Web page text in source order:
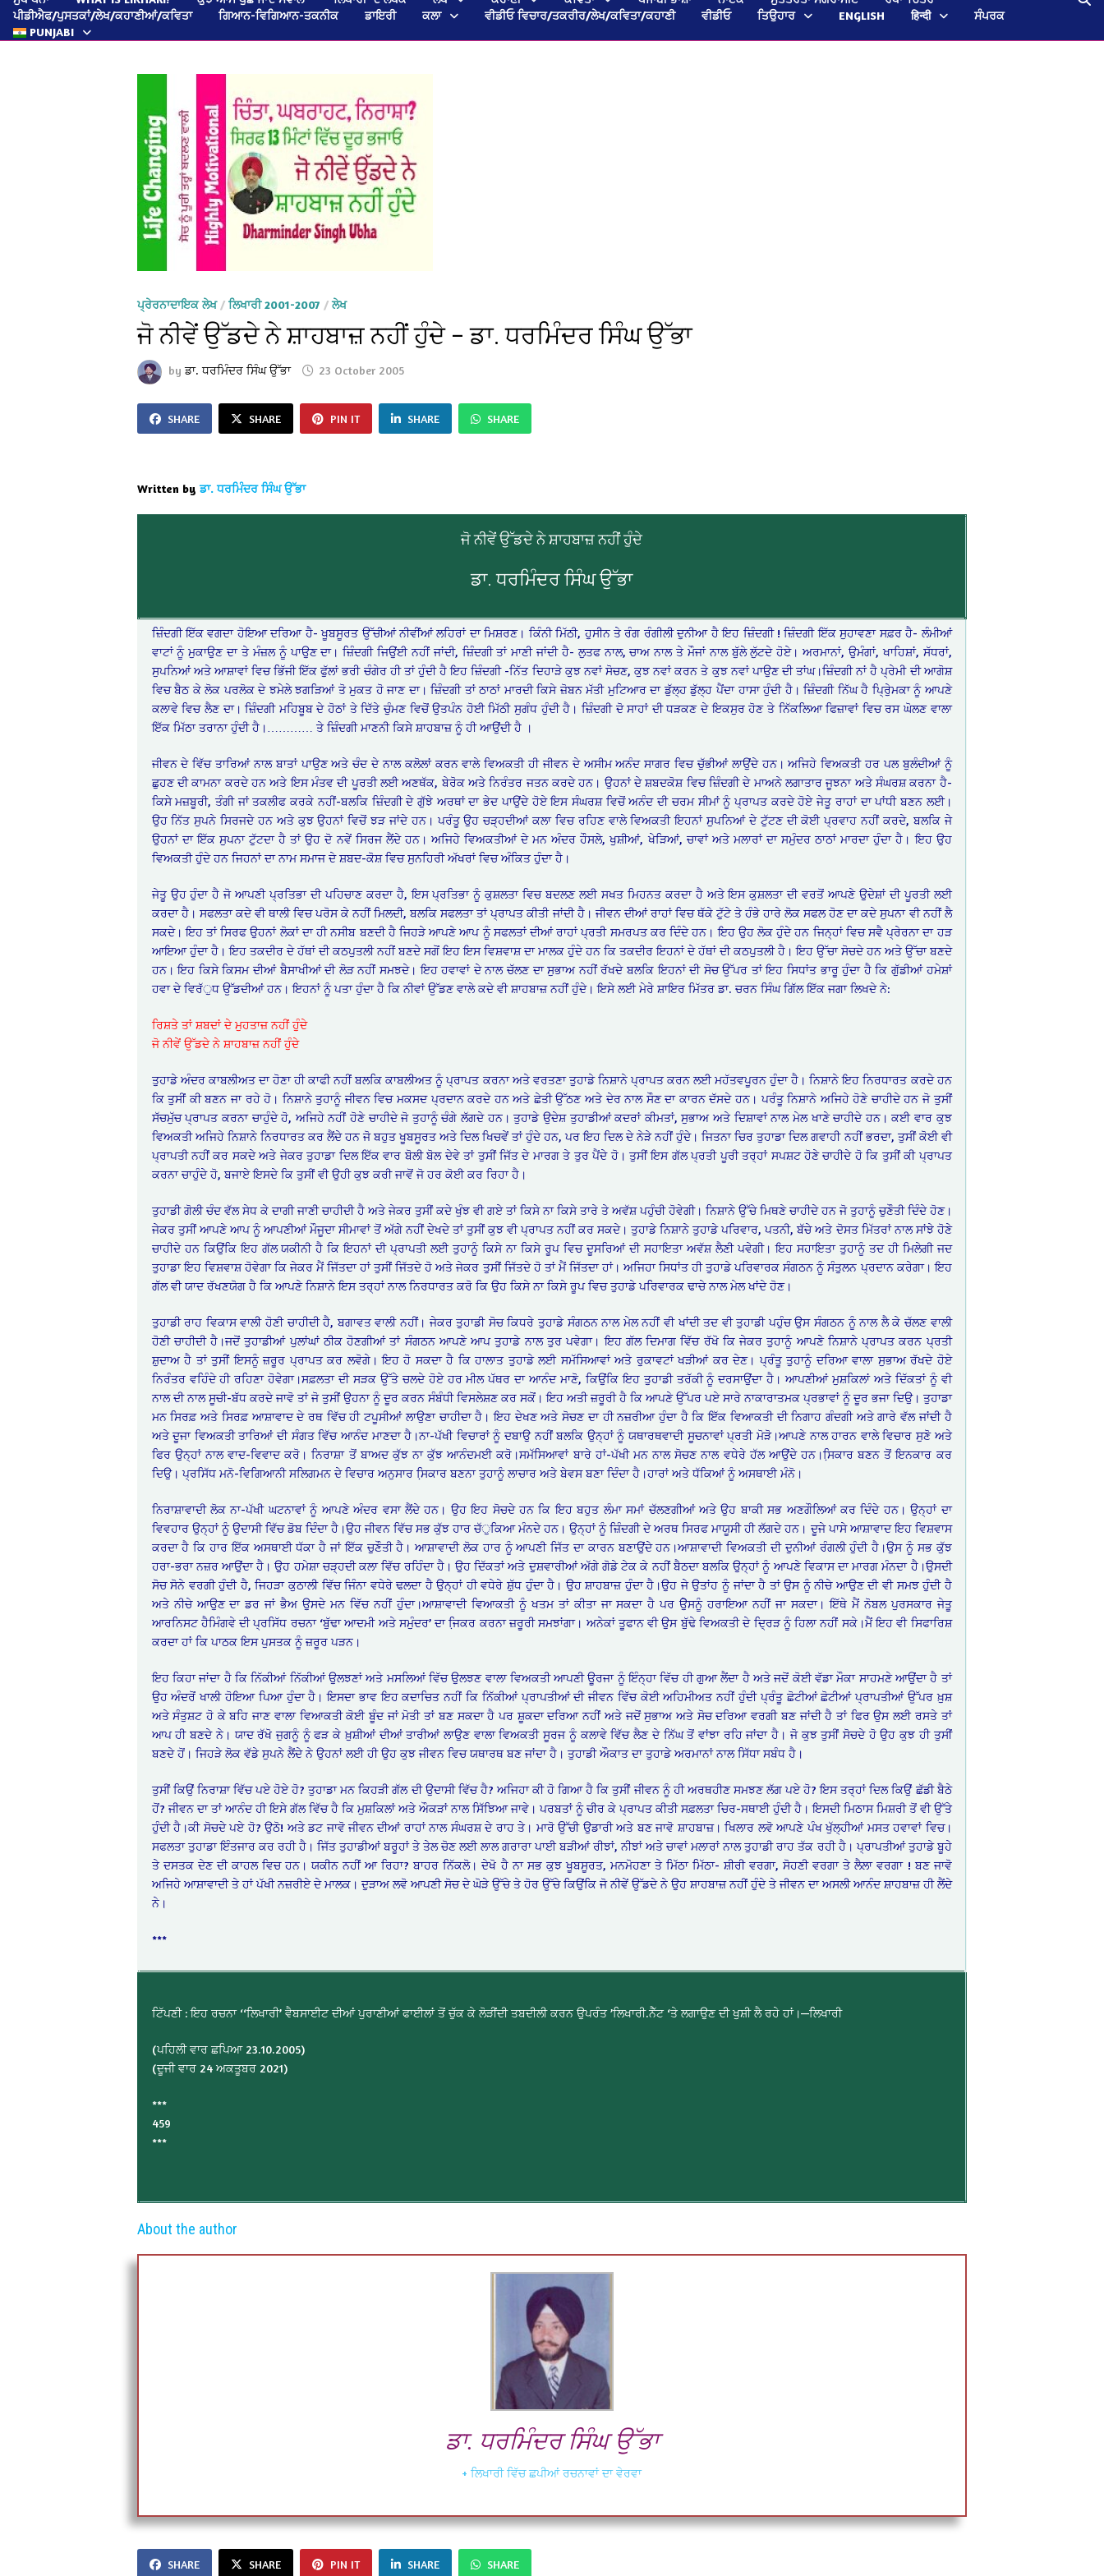
ਪੀਡੀਐਫ/ਪੁਸਤਕਾਂ/ਲੇਖ/ਕਹਾਣੀਆਂ/ਕਵਿਤਾ
ਗਿਆਨ-ਵਿਗਿਆਨ-ਤਕਨੀਕ ਡਾਇਰੀ ਕਲਾ ਵੀਡੀਓ ਵਿਚਾਰ/ਤਕਰੀਰ/ਲੇਖ/ਕਵਿਤਾ/ਕਹਾਣੀ ਵੀਡੀਓ ਤਿਉਹਾਰ ENGLISH हिन्दी
ਸੰਪਰਕ
PUNJABI
ਪ੍ਰੇਰਨਾਦਾਇਕ ਲੇਖ/ ਲਿਖਾਰੀ 2001-2007 /ਲੇਖ
ਜੋ ਨੀਵੇਂ ਉੱਡਦੇ ਨੇ ਸ਼ਾਹਬਾਜ਼ ਨਹੀਂ ਹੁੰਦੇ – ਡਾ. ਧਰਮਿੰਦਰ ਸਿੰਘ ਉੱਭਾ
byਡਾ. ਧਰਮਿੰਦਰ ਸਿੰਘ ਉੱਭਾ 23 October 2005
SHARE SHARE PIN IT SHARE SHARE
Written by ਡਾ. ਧਰਮਿੰਦਰ ਸਿੰਘ ਉੱਭਾ
ਜੋ ਨੀਵੇਂ ਉੱਡਦੇ ਨੇ ਸ਼ਾਹਬਾਜ਼ ਨਹੀਂ ਹੁੰਦੇ
ਡਾ. ਧਰਮਿੰਦਰ ਸਿੰਘ ਉੱਭਾ
ਜ਼ਿੰਦਗੀ ਇੱਕ ਵਗਦਾ ਹੋਇਆ ਦਰਿਆ ਹੈ- ਖੂਬਸੂਰਤ ਉੱਚੀਆਂ ਨੀਵੀਂਆਂ ਲਹਿਰਾਂ ਦਾ ਮਿਸ਼ਰਣ। ਕਿੰਨੀ ਮਿੱਠੀ, ਹੁਸੀਨ ਤੇ ਰੰਗ ਰੰਗੀਲੀ ਦੁਨੀਆ ਹੈ ਇਹ ਜ਼ਿੰਦਗੀ ! ਜ਼ਿੰਦਗੀ ਇੱਕ ਸੁਹਾਵਣਾ ਸਫ਼ਰ ਹੈ- ਲੰਮੀਆਂ
ਵਾਟਾਂ ਨੂੰ ਮੁਕਾਉਣ ਦਾ ਤੇ ਮੰਜ਼ਲ ਨੂੰ ਪਾਉਣ ਦਾ। ਜ਼ਿੰਦਗੀ ਜਿਉਂਈ ਨਹੀਂ ਜਾਂਦੀ, ਜ਼ਿੰਦਗੀ ਤਾਂ ਮਾਣੀ ਜਾਂਦੀ ਹੈ- ਲੁਤਫ ਨਾਲ, ਚਾਅ ਨਾਲ ਤੇ ਮੌਜਾਂ ਨਾਲ ਬੁੱਲੇ ਲੁੱਟਦੇ ਹੋਏ। ਅਰਮਾਨਾਂ, ਉਮੰਗਾਂ, ਖਾਹਿਸ਼ਾਂ, ਸੱਧਰਾਂ,
ਸੁਪਨਿਆਂ ਅਤੇ ਆਸ਼ਾਵਾਂ ਵਿਚ ਭਿੱਜੀ ਇੱਕ ਫੁੱਲਾਂ ਭਰੀ ਚੰਗੇਰ ਹੀ ਤਾਂ ਹੁੰਦੀ ਹੈ ਇਹ ਜ਼ਿੰਦਗੀ -ਨਿੱਤ ਦਿਹਾੜੇ ਕੁਝ ਨਵਾਂ ਸੋਚਣ, ਕੁਝ ਨਵਾਂ ਕਰਨ ਤੇ ਕੁਝ ਨਵਾਂ ਪਾਉਣ ਦੀ ਤਾਂਘ।ਜ਼ਿੰਦਗੀ ਨਾਂ ਹੈ ਪ੍ਰੇਮੀ ਦੀ ਆਗੋਸ਼
ਵਿਚ ਬੈਠ ਕੇ ਲੋਕ ਪਰਲੋਕ ਦੇ ਝਮੇਲੇ ਝਗੜਿਆਂ ਤੋ ਮੁਕਤ ਹੋ ਜਾਣ ਦਾ। ਜ਼ਿੰਦਗੀ ਤਾਂ ਠਾਠਾਂ ਮਾਰਦੀ ਕਿਸੇ ਜ਼ੋਬਨ ਮੱਤੀ ਮੁਟਿਆਰ ਦਾ ਡੁੱਲ੍ਹ ਡੁੱਲ੍ਹ ਪੈਂਦਾ ਹਾਸਾ ਹੁੰਦੀ ਹੈ। ਜ਼ਿੰਦਗੀ ਨਿੱਘ ਹੈ ਪ੍ਰੇੁਿਮਕਾ ਨੂੰ ਆਪਣੇ
ਕਲਾਵੇ ਵਿਚ ਲੈਣ ਦਾ। ਜ਼ਿੰਦਗੀ ਮਹਿਬੂਬ ਦੇ ਹੋਠਾਂ ਤੇ ਦਿੱਤੇ ਚੁੰਮਣ ਵਿਚੋਂ ਉਤਪੰਨ ਹੋਈ ਮਿੱਠੀ ਸੁਗੰਧ ਹੁੰਦੀ ਹੈ। ਜ਼ਿੰਦਗੀ ਦੋ ਸਾਹਾਂ ਦੀ ਧੜਕਣ ਦੇ ਇਕਸੁਰ ਹੋਣ ਤੇ ਨਿੱਕਲਿਆ ਫਿਜ਼ਾਵਾਂ ਵਿਚ ਰਸ ਘੋਲਣ ਵਾਲਾ
ਇੱਕ ਮਿੱਠਾ ਤਰਾਨਾ ਹੁੰਦੀ ਹੈ।………… ਤੇ ਜ਼ਿੰਦਗੀ ਮਾਣਨੀ ਕਿਸੇ ਸ਼ਾਹਬਾਜ਼ ਨੂੰ ਹੀ ਆਉਂਦੀ ਹੈ ।
ਜੀਵਨ ਦੇ ਵਿੱਚ ਤਾਰਿਆਂ ਨਾਲ ਬਾਤਾਂ ਪਾਉਣ ਅਤੇ ਚੰਦ ਦੇ ਨਾਲ ਕਲੋਲਾਂ ਕਰਨ ਵਾਲੇ ਵਿਅਕਤੀ ਹੀ ਜੀਵਨ ਦੇ ਅਸੀਮ ਅਨੰਦ ਸਾਗਰ ਵਿਚ ਚੁੱਭੀਆਂ ਲਾਉਂਦੇ ਹਨ। ਅਜਿਹੇ ਵਿਅਕਤੀ ਹਰ ਪਲ ਬੁਲੰਦੀਆਂ ਨੂੰ
ਛੁਹਣ ਦੀ ਕਾਮਨਾ ਕਰਦੇ ਹਨ ਅਤੇ ਇਸ ਮੰਤਵ ਦੀ ਪੂਰਤੀ ਲਈ ਅਣਥੱਕ, ਬੇਰੋਕ ਅਤੇ ਨਿਰੰਤਰ ਜਤਨ ਕਰਦੇ ਹਨ। ਉਹਨਾਂ ਦੇ ਸ਼ਬਦਕੋਸ਼ ਵਿਚ ਜ਼ਿੰਦਗੀ ਦੇ ਮਾਅਨੇ ਲਗਾਤਾਰ ਜੂਝਨਾ ਅਤੇ ਸੰਘਰਸ਼ ਕਰਨਾ ਹੈ-
ਕਿਸੇ ਮਜ਼ਬੂਰੀ, ਤੰਗੀ ਜਾਂ ਤਕਲੀਫ ਕਰਕੇ ਨਹੀਂ-ਬਲਕਿ ਜ਼ਿੰਦਗੀ ਦੇ ਗੁੱਝੇ ਅਰਥਾਂ ਦਾ ਭੇਦ ਪਾਉਂਦੇ ਹੋਏ ਇਸ ਸੰਘਰਸ਼ ਵਿਚੋਂ ਅਨੰਦ ਦੀ ਚਰਮ ਸੀਮਾਂ ਨੂੰ ਪ੍ਰਾਪਤ ਕਰਦੇ ਹੋਏ ਜੇਤੂ ਰਾਹਾਂ ਦਾ ਪਾਂਧੀ ਬਣਨ ਲਈ।
ਉਹ ਨਿੱਤ ਸੁਪਨੇ ਸਿਰਜਦੇ ਹਨ ਅਤੇ ਕੁਝ ਉਹਨਾਂ ਵਿਚੋਂ ਝੜ ਜਾਂਦੇ ਹਨ। ਪਰੰਤੂ ਉਹ ਚੜ੍ਹਦੀਆਂ ਕਲਾ ਵਿਚ ਰਹਿਣ ਵਾਲੇ ਵਿਅਕਤੀ ਇਹਨਾਂ ਸੁਪਨਿਆਂ ਦੇ ਟੁੱਟਣ ਦੀ ਕੋਈ ਪ੍ਰਵਾਹ ਨਹੀਂ ਕਰਦੇ, ਬਲਕਿ ਜੇ
ਉਹਨਾਂ ਦਾ ਇੱਕ ਸੁਪਨਾ ਟੁੱਟਦਾ ਹੈ ਤਾਂ ਉਹ ਦੋ ਨਵੇਂ ਸਿਰਜ ਲੈਂਦੇ ਹਨ। ਅਜਿਹੇ ਵਿਅਕਤੀਆਂ ਦੇ ਮਨ ਅੰਦਰ ਹੌਸਲੇ, ਖੁਸ਼ੀਆਂ, ਖੇੜਿਆਂ, ਚਾਵਾਂ ਅਤੇ ਮਲਾਰਾਂ ਦਾ ਸਮੁੰਦਰ ਠਾਠਾਂ ਮਾਰਦਾ ਹੁੰਦਾ ਹੈ। ਇਹ ਉਹ
ਵਿਅਕਤੀ ਹੁੰਦੇ ਹਨ ਜਿਹਨਾਂ ਦਾ ਨਾਮ ਸਮਾਜ ਦੇ ਸ਼ਬਦ-ਕੋਸ਼ ਵਿਚ ਸੁਨਹਿਰੀ ਅੱਖਰਾਂ ਵਿਚ ਅੰਕਿਤ ਹੁੰਦਾ ਹੈ।
ਜੇਤੂ ਉਹ ਹੁੰਦਾ ਹੈ ਜੋ ਆਪਣੀ ਪ੍ਰਤਿਭਾ ਦੀ ਪਹਿਚਾਣ ਕਰਦਾ ਹੈ, ਇਸ ਪ੍ਰਤਿਭਾ ਨੂੰ ਕੁਸ਼ਲਤਾ ਵਿਚ ਬਦਲਣ ਲਈ ਸਖਤ ਮਿਹਨਤ ਕਰਦਾ ਹੈ ਅਤੇ ਇਸ ਕੁਸ਼ਲਤਾ ਦੀ ਵਰਤੋਂ ਆਪਣੇ ਉਦੇਸ਼ਾਂ ਦੀ ਪੂਰਤੀ ਲਈ
ਕਰਦਾ ਹੈ। ਸਫਲਤਾ ਕਦੇ ਵੀ ਥਾਲੀ ਵਿਚ ਪਰੋਸ ਕੇ ਨਹੀਂ ਮਿਲਦੀ, ਬਲਕਿ ਸਫਲਤਾ ਤਾਂ ਪ੍ਰਾਪਤ ਕੀਤੀ ਜਾਂਦੀ ਹੈ। ਜੀਵਨ ਦੀਆਂ ਰਾਹਾਂ ਵਿਚ ਥੱਕੇ ਟੁੱਟੇ ਤੇ ਹੰਭੇ ਹਾਰੇ ਲੋਕ ਸਫਲ ਹੋਣ ਦਾ ਕਦੇ ਸੁਪਨਾ ਵੀ ਨਹੀਂ ਲੈ
ਸਕਦੇ। ਇਹ ਤਾਂ ਸਿਰਫ ਉਹਨਾਂ ਲੋਕਾਂ ਦਾ ਹੀ ਨਸੀਬ ਬਣਦੀ ਹੈ ਜਿਹੜੇ ਆਪਣੇ ਆਪ ਨੂੰ ਸਫਲਤਾਂ ਦੀਆਂ ਰਾਹਾਂ ਪ੍ਰਤੀ ਸਮਰਪਤ ਕਰ ਦਿੰਦੇ ਹਨ। ਇਹ ਉਹ ਲੋਕ ਹੁੰਦੇ ਹਨ ਜਿਨ੍ਹਾਂ ਵਿਚ ਸਵੈ ਪ੍ਰੇਰਨਾ ਦਾ ਹੜ
ਆਇਆ ਹੁੰਦਾ ਹੈ। ਇਹ ਤਕਦੀਰ ਦੇ ਹੱਥਾਂ ਦੀ ਕਠਪੁਤਲੀ ਨਹੀਂ ਬਣਦੇ ਸਗੋਂ ਇਹ ਇਸ ਵਿਸ਼ਵਾਸ਼ ਦਾ ਮਾਲਕ ਹੁੰਦੇ ਹਨ ਕਿ ਤਕਦੀਰ ਇਹਨਾਂ ਦੇ ਹੱਥਾਂ ਦੀ ਕਠਪੁਤਲੀ ਹੈ। ਇਹ ਉੱਚਾ ਸੋਚਦੇ ਹਨ ਅਤੇ ਉੱਚਾ ਬਣਦੇ
ਹਨ। ਇਹ ਕਿਸੇ ਕਿਸਮ ਦੀਆਂ ਬੈਸਾਖੀਆਂ ਦੀ ਲੋੜ ਨਹੀਂ ਸਮਝਦੇ। ਇਹ ਹਵਾਵਾਂ ਦੇ ਨਾਲ ਚੱਲਣ ਦਾ ਸੁਭਾਅ ਨਹੀਂ ਰੱਖਦੇ ਬਲਕਿ ਇਹਨਾਂ ਦੀ ਸੋਚ ਉੱਪਰ ਤਾਂ ਇਹ ਸਿਧਾਂਤ ਭਾਰੂ ਹੁੰਦਾ ਹੈ ਕਿ ਗੁੱਡੀਆਂ ਹਮੇਸ਼ਾਂ
ਹਵਾ ਦੇ ਵਿਰੱੁਧ ਉੱਡਦੀਆਂ ਹਨ। ਇਹਨਾਂ ਨੂੰ ਪਤਾ ਹੁੰਦਾ ਹੈ ਕਿ ਨੀਵਾਂ ਉੱਡਣ ਵਾਲੇ ਕਦੇ ਵੀ ਸ਼ਾਹਬਾਜ਼ ਨਹੀਂ ਹੁੰਦੇ। ਇਸੇ ਲਈ ਮੇਰੇ ਸ਼ਾਇਰ ਮਿੱਤਰ ਡਾ. ਚਰਨ ਸਿੰਘ ਗਿੱਲ ਇੱਕ ਜਗਾ ਲਿਖਦੇ ਨੇ:
ਰਿਸ਼ਤੇ ਤਾਂ ਸ਼ਬਦਾਂ ਦੇ ਮੁਹਤਾਜ਼ ਨਹੀਂ ਹੁੰਦੇ
ਜੋ ਨੀਵੇਂ ਉੱਡਦੇ ਨੇ ਸ਼ਾਹਬਾਜ਼ ਨਹੀਂ ਹੁੰਦੇ
ਤੁਹਾਡੇ ਅੰਦਰ ਕਾਬਲੀਅਤ ਦਾ ਹੋਣਾ ਹੀ ਕਾਫੀ ਨਹੀਂ ਬਲਕਿ ਕਾਬਲੀਅਤ ਨੂੰ ਪ੍ਰਾਪਤ ਕਰਨਾ ਅਤੇ ਵਰਤਣਾ ਤੁਹਾਡੇ ਨਿਸ਼ਾਨੇ ਪ੍ਰਾਪਤ ਕਰਨ ਲਈ ਮਹੱਤਵਪੂਰਨ ਹੁੰਦਾ ਹੈ। ਨਿਸ਼ਾਨੇ ਇਹ ਨਿਰਧਾਰਤ ਕਰਦੇ ਹਨ
ਕਿ ਤੁਸੀਂ ਕੀ ਬਣਨ ਜਾ ਰਹੇ ਹੋ। ਨਿਸ਼ਾਨੇ ਤੁਹਾਨੂੰ ਜੀਵਨ ਵਿਚ ਮਕਸਦ ਪ੍ਰਦਾਨ ਕਰਦੇ ਹਨ ਅਤੇ ਛੇਤੀ ਉੱਠਣ ਅਤੇ ਦੇਰ ਨਾਲ ਸੌਣ ਦਾ ਕਾਰਨ ਦੱਸਦੇ ਹਨ। ਪਰੰਤੂ ਨਿਸ਼ਾਨੇ ਅਜਿਹੇ ਹੋਣੇ ਚਾਹੀਦੇ ਹਨ ਜੋ ਤੁਸੀਂ
ਸੱਚਮੁੱਚ ਪ੍ਰਾਪਤ ਕਰਨਾ ਚਾਹੁੰਦੇ ਹੋ, ਅਜਿਹੇ ਨਹੀਂ ਹੋਣੇ ਚਾਹੀਦੇ ਜੋ ਤੁਹਾਨੂੰ ਚੰਗੇ ਲੱਗਦੇ ਹਨ। ਤੁਹਾਡੇ ਉਦੇਸ਼ ਤੁਹਾਡੀਆਂ ਕਦਰਾਂ ਕੀਮਤਾਂ, ਸੁਭਾਅ ਅਤੇ ਦਿਸ਼ਾਵਾਂ ਨਾਲ ਮੇਲ ਖਾਣੇ ਚਾਹੀਦੇ ਹਨ। ਕਈ ਵਾਰ ਕੁਝ
ਵਿਅਕਤੀ ਅਜਿਹੇ ਨਿਸ਼ਾਨੇ ਨਿਰਧਾਰਤ ਕਰ ਲੈਂਦੇ ਹਨ ਜੋ ਬਹੁਤ ਖੂਬਸੂਰਤ ਅਤੇ ਦਿਲ ਖਿਚਵੇਂ ਤਾਂ ਹੁੰਦੇ ਹਨ, ਪਰ ਇਹ ਦਿਲ ਦੇ ਨੇੜੇ ਨਹੀਂ ਹੁੰਦੇ। ਜਿਤਨਾ ਚਿਰ ਤੁਹਾਡਾ ਦਿਲ ਗਵਾਹੀ ਨਹੀਂ ਭਰਦਾ, ਤੁਸੀਂ ਕੋਈ ਵੀ
ਪ੍ਰਾਪਤੀ ਨਹੀਂ ਕਰ ਸਕਦੇ ਅਤੇ ਜੇਕਰ ਤੁਹਾਡਾ ਦਿਲ ਇੱਕ ਵਾਰ ਬੋਲੀ ਬੋਲ ਦੇਵੇ ਤਾਂ ਤੁਸੀਂ ਜਿੱਤ ਦੇ ਮਾਰਗ ਤੇ ਤੁਰ ਪੈਂਦੇ ਹੋ। ਤੁਸੀਂ ਇਸ ਗੱਲ ਪ੍ਰਤੀ ਪੂਰੀ ਤਰ੍ਹਾਂ ਸਪਸ਼ਟ ਹੋਣੇ ਚਾਹੀਦੇ ਹੋ ਕਿ ਤੁਸੀਂ ਕੀ ਪ੍ਰਾਪਤ
ਕਰਨਾ ਚਾਹੁੰਦੇ ਹੋ, ਬਜਾਏ ਇਸਦੇ ਕਿ ਤੁਸੀਂ ਵੀ ਉਹੀ ਕੁਝ ਕਰੀ ਜਾਵੋਂ ਜੋ ਹਰ ਕੋਈ ਕਰ ਰਿਹਾ ਹੈ।
ਤੁਹਾਡੀ ਗੋਲੀ ਚੰਦ ਵੱਲ ਸੇਧ ਕੇ ਦਾਗੀ ਜਾਣੀ ਚਾਹੀਦੀ ਹੈ ਅਤੇ ਜੇਕਰ ਤੁਸੀਂ ਕਦੇ ਖੁੰਝ ਵੀ ਗਏ ਤਾਂ ਕਿਸੇ ਨਾ ਕਿਸੇ ਤਾਰੇ ਤੇ ਅਵੱਸ਼ ਪਹੁੰਚੀ ਹੋਵੇਗੀ। ਨਿਸ਼ਾਨੇ ਉੱਚੇ ਮਿਥਣੇ ਚਾਹੀਦੇ ਹਨ ਜੋ ਤੁਹਾਨੂੰ ਚੁਣੌਤੀ ਦਿੰਦੇ ਹੋਣ।
ਜੇਕਰ ਤੁਸੀਂ ਆਪਣੇ ਆਪ ਨੂੰ ਆਪਣੀਆਂ ਮੌਜੂਦਾ ਸੀਮਾਵਾਂ ਤੋਂ ਅੱਗੇ ਨਹੀਂ ਦੇਖਦੇ ਤਾਂ ਤੁਸੀਂ ਕੁਝ ਵੀ ਪ੍ਰਾਪਤ ਨਹੀਂ ਕਰ ਸਕਦੇ। ਤੁਹਾਡੇ ਨਿਸ਼ਾਨੇ ਤੁਹਾਡੇ ਪਰਿਵਾਰ, ਪਤਨੀ, ਬੱਚੇ ਅਤੇ ਦੋਸਤ ਮਿੱਤਰਾਂ ਨਾਲ ਸਾਂਝੇ ਹੋਣੇ
ਚਾਹੀਦੇ ਹਨ ਕਿਉਂਕਿ ਇਹ ਗੱਲ ਯਕੀਨੀ ਹੈ ਕਿ ਇਹਨਾਂ ਦੀ ਪ੍ਰਾਪਤੀ ਲਈ ਤੁਹਾਨੂੰ ਕਿਸੇ ਨਾ ਕਿਸੇ ਰੂਪ ਵਿਚ ਦੂਸਰਿਆਂ ਦੀ ਸਹਾਇਤਾ ਅਵੱਸ਼ ਲੈਣੀ ਪਵੇਗੀ। ਇਹ ਸਹਾਇਤਾ ਤੁਹਾਨੂੰ ਤਦ ਹੀ ਮਿਲੇਗੀ ਜਦ
ਤੁਹਾਡਾ ਇਹ ਵਿਸ਼ਵਾਸ਼ ਹੋਵੇਗਾ ਕਿ ਜੇਕਰ ਮੈਂ ਜਿੱਤਦਾ ਹਾਂ ਤੁਸੀਂ ਜਿੱਤਦੇ ਹੋ ਅਤੇ ਜੇਕਰ ਤੁਸੀਂ ਜਿੱਤਦੇ ਹੋ ਤਾਂ ਮੈਂ ਜਿੱਤਦਾ ਹਾਂ। ਅਜਿਹਾ ਸਿਧਾਂਤ ਹੀ ਤੁਹਾਡੇ ਪਰਿਵਾਰਕ ਸੰਗਠਨ ਨੂੰ ਸੰਤੁਲਨ ਪ੍ਰਦਾਨ ਕਰੇਗਾ। ਇਹ
ਗੱਲ ਵੀ ਯਾਦ ਰੱਖਣਯੋਗ ਹੈ ਕਿ ਆਪਣੇ ਨਿਸ਼ਾਨੇ ਇਸ ਤਰ੍ਹਾਂ ਨਾਲ ਨਿਰਧਾਰਤ ਕਰੋ ਕਿ ਉਹ ਕਿਸੇ ਨਾ ਕਿਸੇ ਰੂਪ ਵਿਚ ਤੁਹਾਡੇ ਪਰਿਵਾਰਕ ਢਾਚੇ ਨਾਲ ਮੇਲ ਖਾਂਦੇ ਹੋਣ।
ਤੁਹਾਡੀ ਰਾਹ ਵਿਕਾਸ ਵਾਲੀ ਹੋਣੀ ਚਾਹੀਦੀ ਹੈ, ਬਗਾਵਤ ਵਾਲੀ ਨਹੀਂ। ਜੇਕਰ ਤੁਹਾਡੀ ਸੋਚ ਕਿਧਰੇ ਤੁਹਾਡੇ ਸੰਗਠਨ ਨਾਲ ਮੇਲ ਨਹੀਂ ਵੀ ਖਾਂਦੀ ਤਦ ਵੀ ਤੁਹਾਡੀ ਪਹੁੰਚ ਉਸ ਸੰਗਠਨ ਨੂੰ ਨਾਲ ਲੈ ਕੇ ਚੱਲਣ ਵਾਲੀ
ਹੋਣੀ ਚਾਹੀਦੀ ਹੈ।ਜਦੋਂ ਤੁਹਾਡੀਆਂ ਪੁਲਾਂਘਾਂ ਠੀਕ ਹੋਣਗੀਆਂ ਤਾਂ ਸੰਗਠਨ ਆਪਣੇ ਆਪ ਤੁਹਾਡੇ ਨਾਲ ਤੁਰ ਪਵੇਗਾ। ਇਹ ਗੱਲ ਦਿਮਾਗ ਵਿੱਚ ਰੱਖੋ ਕਿ ਜੇਕਰ ਤੁਹਾਨੂੰ ਆਪਣੇ ਨਿਸ਼ਾਨੇ ਪ੍ਰਾਪਤ ਕਰਨ ਪ੍ਰਤੀ
ਸ਼ੁਦਾਅ ਹੈ ਤਾਂ ਤੁਸੀਂ ਇਸਨੂੰ ਜ਼ਰੂਰ ਪ੍ਰਾਪਤ ਕਰ ਲਵੋਗੇ। ਇਹ ਹੋ ਸਕਦਾ ਹੈ ਕਿ ਹਾਲਾਤ ਤੁਹਾਡੇ ਲਈ ਸਮੱਸਿਆਵਾਂ ਅਤੇ ਰੁਕਾਵਟਾਂ ਖੜੀਆਂ ਕਰ ਦੇਣ। ਪ੍ਰੰਤੂ ਤੁਹਾਨੂੰ ਦਰਿਆ ਵਾਲਾ ਸੁਭਾਅ ਰੱਖਦੇ ਹੋਏ
ਨਿਰੰਤਰ ਵਹਿੰਦੇ ਹੀ ਰਹਿਣਾ ਹੋਵੇਗਾ।ਸਫ਼ਲਤਾ ਦੀ ਸੜਕ ਉੱਤੇ ਚਲਦੇ ਹੋਏ ਹਰ ਮੀਲ ਪੱਥਰ ਦਾ ਆਨੰਦ ਮਾਣੋ, ਕਿਉਂਕਿ ਇਹ ਤੁਹਾਡੀ ਤਰੱਕੀ ਨੂੰ ਦਰਸਾਉਂਦਾ ਹੈ। ਆਪਣੀਆਂ ਮੁਸ਼ਕਿਲਾਂ ਅਤੇ ਦਿੱਕਤਾਂ ਨੂੰ ਵੀ
ਨਾਲ ਦੀ ਨਾਲ ਸੂਚੀ-ਬੱਧ ਕਰਦੇ ਜਾਵੋ ਤਾਂ ਜੋ ਤੁਸੀਂ ਉਹਨਾ ਨੂੰ ਦੂਰ ਕਰਨ ਸੰਬੰਧੀ ਵਿਸਲੇਸ਼ਣ ਕਰ ਸਕੋਂ। ਇਹ ਅਤੀ ਜ਼ਰੂਰੀ ਹੈ ਕਿ ਆਪਣੇ ਉੱਪਰ ਪਏ ਸਾਰੇ ਨਾਕਾਰਾਤਮਕ ਪ੍ਰਭਾਵਾਂ ਨੂੰ ਦੂਰ ਭਜਾ ਦਿਉ। ਤੁਹਾਡਾ
ਮਨ ਸਿਰਫ਼ ਅਤੇ ਸਿਰਫ਼ ਆਸ਼ਾਵਾਦ ਦੇ ਰਥ ਵਿੱਚ ਹੀ ਟਪੂਸੀਆਂ ਲਾਉਣਾ ਚਾਹੀਦਾ ਹੈ। ਇਹ ਦੇਖਣ ਅਤੇ ਸੋਚਣ ਦਾ ਹੀ ਨਜ਼ਰੀਆ ਹੁੰਦਾ ਹੈ ਕਿ ਇੱਕ ਵਿਆਕਤੀ ਦੀ ਨਿਗਾਹ ਗੰਦਗੀ ਅਤੇ ਗਾਰੇ ਵੱਲ ਜਾਂਦੀ ਹੈ
ਅਤੇ ਦੂਜਾ ਵਿਅਕਤੀ ਤਾਰਿਆਂ ਦੀ ਸੰਗਤ ਵਿੱਚ ਆਨੰਦ ਮਾਣਦਾ ਹੈ।ਨਾ-ਪੱਖੀ ਵਿਚਾਰਾਂ ਨੂੰ ਦਬਾਉ ਨਹੀਂ ਬਲਕਿ ਉਨ੍ਹਾਂ ਨੂੰ ਯਥਾਰਥਵਾਦੀ ਸੂਚਨਾਵਾਂ ਪ੍ਰਤੀ ਮੋੜੋ।ਆਪਣੇ ਨਾਲ ਹਾਰਨ ਵਾਲੇ ਵਿਚਾਰ ਸੁਣੋ ਅਤੇ
ਫਿਰ ਉਨ੍ਹਾਂ ਨਾਲ ਵਾਦ-ਵਿਵਾਦ ਕਰੋ। ਨਿਰਾਸ਼ਾ ਤੋਂ ਬਾਅਦ ਕੁੱਝ ਨਾ ਕੁੱਝ ਆਨੰਦਮਈ ਕਰੋ।ਸਮੱਸਿਆਵਾਂ ਬਾਰੇ ਹਾਂ-ਪੱਖੀ ਮਨ ਨਾਲ ਸੋਚਣ ਨਾਲ ਵਧੇਰੇ ਹੱਲ ਆਉਂਦੇ ਹਨ।ਸਿ਼ਕਾਰ ਬਣਨ ਤੋਂ ਇਨਕਾਰ ਕਰ
ਦਿਉ। ਪ੍ਰਸਿੱਧ ਮਨੋ-ਵਿਗਿਆਨੀ ਸਲਿਗਮਨ ਦੇ ਵਿਚਾਰ ਅਨੁਸਾਰ ਸਿ਼ਕਾਰ ਬਣਨਾ ਤੁਹਾਨੂੰ ਲਾਚਾਰ ਅਤੇ ਬੇਵਸ ਬਣਾ ਦਿੰਦਾ ਹੈ।ਹਾਰਾਂ ਅਤੇ ਧੱਕਿਆਂ ਨੂੰ ਅਸਥਾਈ ਮੰਨੋ।
ਨਿਰਾਸ਼ਾਵਾਦੀ ਲੋਕ ਨਾ-ਪੱਖੀ ਘਟਨਾਵਾਂ ਨੂੰ ਆਪਣੇ ਅੰਦਰ ਵਸਾ ਲੈਂਦੇ ਹਨ। ਉਹ ਇਹ ਸੋਚਦੇ ਹਨ ਕਿ ਇਹ ਬਹੁਤ ਲੰਮਾ ਸਮਾਂ ਚੱਲਣਗੀਆਂ ਅਤੇ ਉਹ ਬਾਕੀ ਸਭ ਅਣਗੌਲਿਆਂ ਕਰ ਦਿੰਦੇ ਹਨ। ਉਨ੍ਹਾਂ ਦਾ
ਵਿਵਹਾਰ ਉਨ੍ਹਾਂ ਨੂੰ ਉਦਾਸੀ ਵਿੱਚ ਡੋਬ ਦਿੰਦਾ ਹੈ।ਉਹ ਜੀਵਨ ਵਿੱਚ ਸਭ ਕੁੱਝ ਹਾਰ ਚੱੁਕਿਆ ਮੰਨਦੇ ਹਨ। ਉਨ੍ਹਾਂ ਨੂੰ ਜ਼ਿੰਦਗੀ ਦੇ ਅਰਥ ਸਿਰਫ ਮਾਯੂਸੀ ਹੀ ਲੱਗਦੇ ਹਨ। ਦੂਜੇ ਪਾਸੇ ਆਸ਼ਾਵਾਦ ਇਹ ਵਿਸ਼ਵਾਸ
ਕਰਦਾ ਹੈ ਕਿ ਹਾਰ ਇੱਕ ਅਸਥਾਈ ਧੱਕਾ ਹੈ ਜਾਂ ਇੱਕ ਚੁਣੌਤੀ ਹੈ। ਆਸ਼ਾਵਾਦੀ ਲੋਕ ਹਾਰ ਨੂੰ ਆਪਣੀ ਜਿੱਤ ਦਾ ਕਾਰਨ ਬਣਾਉਂਦੇ ਹਨ।ਆਸ਼ਾਵਾਦੀ ਵਿਅਕਤੀ ਦੀ ਦੁਨੀਆਂ ਰੰਗਲੀ ਹੁੰਦੀ ਹੈ।ਉਸ ਨੂੰ ਸਭ ਕੁੱਝ
ਹਰਾ-ਭਰਾ ਨਜ਼ਰ ਆਉਂਦਾ ਹੈ। ਉਹ ਹਮੇਸ਼ਾ ਚੜ੍ਹਦੀ ਕਲਾ ਵਿੱਚ ਰਹਿੰਦਾ ਹੈ। ਉਹ ਦਿੱਕਤਾਂ ਅਤੇ ਦੁਸ਼ਵਾਰੀਆਂ ਅੱਗੇ ਗੋਡੇ ਟੇਕ ਕੇ ਨਹੀਂ ਬੈਠਦਾ ਬਲਕਿ ਉਨ੍ਹਾਂ ਨੂੰ ਆਪਣੇ ਵਿਕਾਸ ਦਾ ਮਾਰਗ ਮੰਨਦਾ ਹੈ।ਉਸਦੀ
ਸੋਚ ਸੋਨੇ ਵਰਗੀ ਹੁੰਦੀ ਹੈ, ਜਿਹੜਾ ਕੁਠਾਲੀ ਵਿੱਚ ਜਿੰਨਾ ਵਧੇਰੇ ਢਲਦਾ ਹੈ ਉਨ੍ਹਾਂ ਹੀ ਵਧੇਰੇ ਸ਼ੁੱਧ ਹੁੰਦਾ ਹੈ। ਉਹ ਸ਼ਾਹਬਾਜ਼ ਹੁੰਦਾ ਹੈ।ਉਹ ਜੇ ਉਤਾਂਹ ਨੂੰ ਜਾਂਦਾ ਹੈ ਤਾਂ ਉਸ ਨੂੰ ਨੀਚੇ ਆਉਣ ਦੀ ਵੀ ਸਮਝ ਹੁੰਦੀ ਹੈ
ਅਤੇ ਨੀਚੇ ਆਉਣ ਦਾ ਡਰ ਜਾਂ ਭੈਅ ਉਸਦੇ ਮਨ ਵਿੱਚ ਨਹੀਂ ਹੁੰਦਾ।ਆਸ਼ਾਵਾਦੀ ਵਿਆਕਤੀ ਨੂੰ ਖਤਮ ਤਾਂ ਕੀਤਾ ਜਾ ਸਕਦਾ ਹੈ ਪਰ ੳੇੁਸਨੂੰ ਹਰਾਇਆ ਨਹੀਂ ਜਾ ਸਕਦਾ। ਇੱਥੇ ਮੈਂ ਨੋਬਲ ਪੁਰਸਕਾਰ ਜੇਤੂ
ਆਰਨਿਸਟ ਹੈਮਿੰਗਵੇ ਦੀ ਪ੍ਰਸਿੱਧ ਰਚਨਾ ‘ਬੁੱਢਾ ਆਦਮੀ ਅਤੇ ਸਮੁੰਦਰ’ ਦਾ ਜਿ਼ਕਰ ਕਰਨਾ ਜ਼ਰੂਰੀ ਸਮਝਾਂਗਾ। ਅਨੇਕਾਂ ਤੂਫਾਨ ਵੀ ਉਸ ਬੁੱਢੇ ਵਿਅਕਤੀ ਦੇ ਦ੍ਰਿੜ ਨੂੰ ਹਿਲਾ ਨਹੀਂ ਸਕੇ।ਮੈਂ ਇਹ ਵੀ ਸਿਫਾਰਿਸ਼
ਕਰਦਾ ਹਾਂ ਕਿ ਪਾਠਕ ਇਸ ਪੁਸਤਕ ਨੂੰ ਜ਼ਰੂਰ ਪੜਨ।
ਇਹ ਕਿਹਾ ਜਾਂਦਾ ਹੈ ਕਿ ਨਿੱਕੀਆਂ ਨਿੱਕੀਆਂ ਉਲਝਣਾਂ ਅਤੇ ਮਸਲਿਆਂ ਵਿੱਚ ਉਲਝਣ ਵਾਲਾ ਵਿਅਕਤੀ ਆਪਣੀ ਊਰਜਾ ਨੂੰ ਇੰਨ੍ਹਾ ਵਿੱਚ ਹੀ ਗੁਆ ਲੈਂਦਾ ਹੈ ਅਤੇ ਜਦੋਂ ਕੋਈ ਵੱਡਾ ਮੌਕਾ ਸਾਹਮਣੇ ਆਉਂਦਾ ਹੈ ਤਾਂ
ਉਹ ਅੰਦਰੋਂ ਖਾਲੀ ਹੋਇਆ ਪਿਆ ਹੁੰਦਾ ਹੈ। ਇਸਦਾ ਭਾਵ ਇਹ ਕਦਾਚਿਤ ਨਹੀਂ ਕਿ ਨਿੱਕੀਆਂ ਪ੍ਰਾਪਤੀਆਂ ਦੀ ਜੀਵਨ ਵਿੱਚ ਕੋਈ ਅਹਿਮੀਅਤ ਨਹੀਂ ਹੁੰਦੀ ਪ੍ਰੰਤੂ ਛੋਟੀਆਂ ਛੋਟੀਆਂ ਪ੍ਰਾਪਤੀਆਂ ਉੱਪਰ ਖ਼ੁਸ਼
ਅਤੇ ਸੰਤੁਸ਼ਟ ਹੋ ਕੇ ਬਹਿ ਜਾਣ ਵਾਲਾ ਵਿਆਕਤੀ ਕੋਈ ਬੂੰਦ ਜਾਂ ਮੋਤੀ ਤਾਂ ਬਣ ਸਕਦਾ ਹੈ ਪਰ ਸ਼ੂਕਦਾ ਦਰਿਆ ਨਹੀਂ ਅਤੇ ਜਦੋਂ ਸੁਭਾਅ ਅਤੇ ਸੋਚ ਦਰਿਆ ਵਰਗੀ ਬਣ ਜਾਂਦੀ ਹੈ ਤਾਂ ਫਿਰ ਉਸ ਲਈ ਰਸਤੇ ਤਾਂ
ਆਪ ਹੀ ਬਣਦੇ ਨੇ। ਯਾਦ ਰੱਖੋ ਜੁਗਨੂੰ ਨੂੰ ਫੜ ਕੇ ਖ਼ੁਸ਼ੀਆਂ ਦੀਆਂ ਤਾਰੀਆਂ ਲਾਉਣ ਵਾਲਾ ਵਿਅਕਤੀ ਸੂਰਜ ਨੂੰ ਕਲਾਵੇ ਵਿੱਚ ਲੈਣ ਦੇ ਨਿੱਘ ਤੋਂ ਵਾਂਝਾ ਰਹਿ ਜਾਂਦਾ ਹੈ। ਜੋ ਕੁਝ ਤੁਸੀਂ ਸੋਚਦੇ ਹੋ ਉਹ ਕੁਝ ਹੀ ਤੁਸੀਂ
ਬਣਦੇ ਹੋਂ। ਜਿਹੜੇ ਲੋਕ ਵੱਡੇ ਸੁਪਨੇ ਲੈਂਦੇ ਨੇ ਉਹਨਾਂ ਲਈ ਹੀ ਉਹ ਕੁਝ ਜੀਵਨ ਵਿਚ ਯਥਾਰਥ ਬਣ ਜਾਂਦਾ ਹੈ। ਤੁਹਾਡੀ ਔਕਾਤ ਦਾ ਤੁਹਾਡੇ ਅਰਮਾਨਾਂ ਨਾਲ ਸਿੱਧਾ ਸਬੰਧ ਹੈ।
ਤੁਸੀਂ ਕਿਉਂ ਨਿਰਾਸ਼ਾ ਵਿੱਚ ਪਏ ਹੋਏ ਹੋ? ਤੁਹਾਡਾ ਮਨ ਕਿਹੜੀ ਗੱਲ ਦੀ ਉਦਾਸੀ ਵਿੱਚ ਹੈ? ਅਜਿਹਾ ਕੀ ਹੋ ਗਿਆ ਹੈ ਕਿ ਤੁਸੀਂ ਜੀਵਨ ਨੂੰ ਹੀ ਅਰਥਹੀਣ ਸਮਝਣ ਲੱਗ ਪਏ ਹੋ? ਇਸ ਤਰ੍ਹਾਂ ਦਿਲ ਕਿਉਂ ਛੱਡੀ ਬੈਠੇ
ਹੋਂ? ਜੀਵਨ ਦਾ ਤਾਂ ਆਨੰਦ ਹੀ ਇਸੇ ਗੱਲ ਵਿੱਚ ਹੈ ਕਿ ਮੁਸ਼ਕਿਲਾਂ ਅਤੇ ਔਕੜਾਂ ਨਾਲ ਸਿੱਝਿਆ ਜਾਵੇ। ਪਰਬਤਾਂ ਨੂੰ ਚੀਰ ਕੇ ਪ੍ਰਾਪਤ ਕੀਤੀ ਸਫ਼ਲਤਾ ਚਿਰ-ਸਥਾਈ ਹੁੰਦੀ ਹੈ। ਇਸਦੀ ਮਿਠਾਸ ਮਿਸ਼ਰੀ ਤੋਂ ਵੀ ਉੱਤੇ
ਹੁੰਦੀ ਹੈ।ਕੀ ਸੋਚਦੇ ਪਏ ਹੋ? ਉਠੋ! ਅਤੇ ਡਟ ਜਾਵੋ ਜੀਵਨ ਦੀਆਂ ਰਾਹਾਂ ਨਾਲ ਸੰਘਰਸ਼ ਦੇ ਰਾਹ ਤੇ। ਮਾਰੋ ਉੱਚੀ ਉਡਾਰੀ ਅਤੇ ਬਣ ਜਾਵੋ ਸ਼ਾਹਬਾਜ਼। ਖਿਲਾਰ ਲਵੋ ਆਪਣੇ ਪੰਖ ਖੁੱਲ੍ਹੀਆਂ ਮਸਤ ਹਵਾਵਾਂ ਵਿਚ।
ਸਫਲਤਾ ਤੁਹਾਡਾ ਇੰਤਜਾਰ ਕਰ ਰਹੀ ਹੈ। ਜਿੱਤ ਤੁਹਾਡੀਆਂ ਬਰੂਹਾਂ ਤੇ ਤੇਲ ਚੋਣ ਲਈ ਲਾਲ ਗਰਾਰਾ ਪਾਈ ਬੜੀਆਂ ਰੀਝਾਂ, ਨੀਝਾਂ ਅਤੇ ਚਾਵਾਂ ਮਲਾਰਾਂ ਨਾਲ ਤੁਹਾਡੀ ਰਾਹ ਤੱਕ ਰਹੀ ਹੈ। ਪ੍ਰਾਪਤੀਆਂ ਤੁਹਾਡੇ ਬੂਹੇ
ਤੇ ਦਸਤਕ ਦੇਣ ਦੀ ਕਾਹਲ ਵਿਚ ਹਨ। ਯਕੀਨ ਨਹੀਂ ਆ ਰਿਹਾ? ਬਾਹਰ ਨਿੱਕਲੋ। ਦੇਖੋ ਹੈ ਨਾ ਸਭ ਕੁਝ ਖੂਬਸੂਰਤ, ਮਨਮੋਹਣਾ ਤੇ ਮਿੱਠਾ ਮਿੱਠਾ- ਸ਼ੀਰੀ ਵਰਗਾ, ਸੋਹਣੀ ਵਰਗਾ ਤੇ ਲੈਲਾ ਵਰਗਾ ! ਬਣ ਜਾਵੋ
ਅਜਿਹੇ ਆਸ਼ਾਵਾਦੀ ਤੇ ਹਾਂ ਪੱਖੀ ਨਜ਼ਰੀਏ ਦੇ ਮਾਲਕ। ਦੁੜਾਅ ਲਵੋ ਆਪਣੀ ਸੋਚ ਦੇ ਘੋੜੇ ਉੱਚੇ ਤੇ ਹੋਰ ਉੱਚੇ ਕਿਉਂਕਿ ਜੋ ਨੀਵੇਂ ਉੱਡਦੇ ਨੇ ਉਹ ਸ਼ਾਹਬਾਜ਼ ਨਹੀਂ ਹੁੰਦੇ ਤੇ ਜੀਵਨ ਦਾ ਅਸਲੀ ਆਨੰਦ ਸ਼ਾਹਬਾਜ਼ ਹੀ ਲੈਂਦੇ
ਨੇ।
***
ਟਿੱਪਣੀ : ਇਹ ਰਚਨਾ ‘‘ਲਿਖਾਰੀ’ ਵੈਬਸਾਈਟ ਦੀਆਂ ਪੁਰਾਣੀਆਂ ਫਾਈਲਾਂ ਤੋਂ ਚੁੱਕ ਕੇ ਲੋੜੀਂਦੀ ਤਬਦੀਲੀ ਕਰਨ ਉਪਰੰਤ ’ਲਿਖਾਰੀ.ਨੈੱਟ ‘ਤੇ ਲਗਾਉਣ ਦੀ ਖੁਸ਼ੀ ਲੈ ਰਹੇ ਹਾਂ।—ਲਿਖਾਰੀ
(ਪਹਿਲੀ ਵਾਰ ਛਪਿਆ 23.10.2005)
(ਦੂਜੀ ਵਾਰ 24 ਅਕਤੂਬਰ 2021)
***
459
***
About the author
ਡਾ. ਧਰਮਿੰਦਰ ਸਿੰਘ ਉੱਭਾ
+ ਲਿਖਾਰੀ ਵਿੱਚ ਛਪੀਆਂ ਰਚਨਾਵਾਂ ਦਾ ਵੇਰਵਾ
SHARE SHARE PIN IT SHARE SHARE